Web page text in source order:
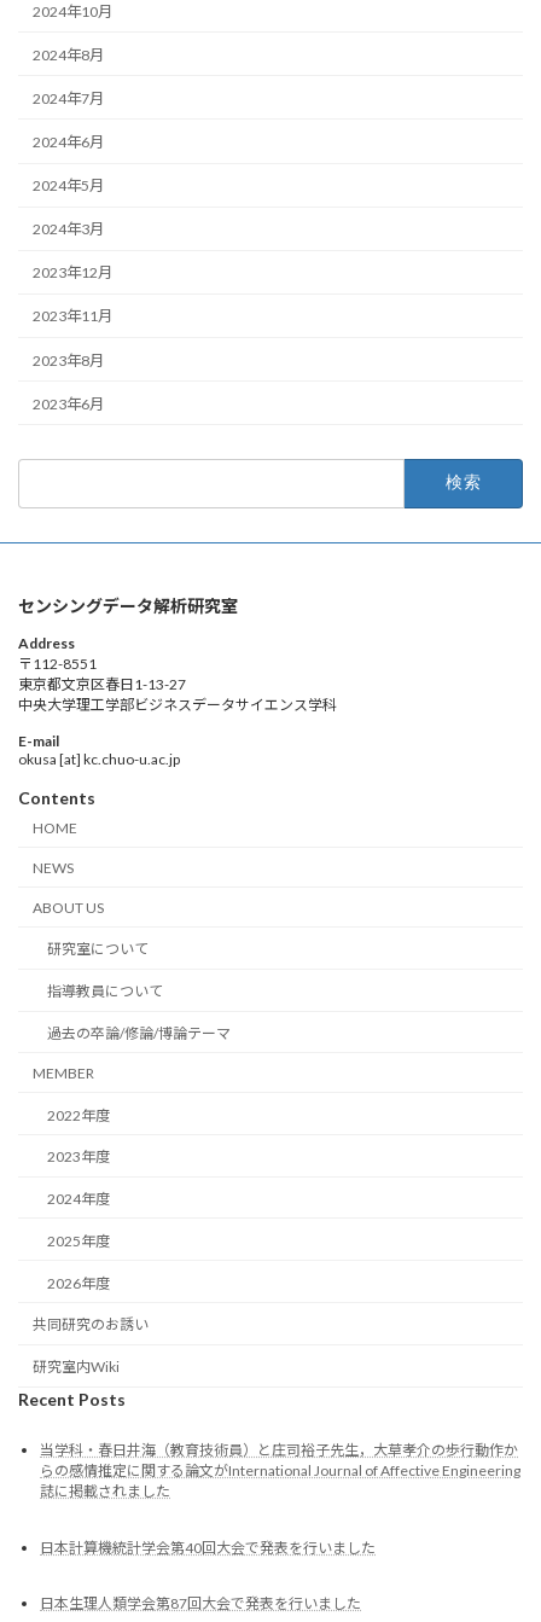
2024年10月
2024年8月
2024年7月
2024年6月
2024年5月
2024年3月
2023年12月
2023年11月
2023年8月
2023年6月
センシングデータ解析研究室
Address
〒112-8551
東京都文京区春日1-13-27
中央大学理工学部ビジネスデータサイエンス学科
E-mail
okusa [at] kc.chuo-u.ac.jp
Contents
HOME
NEWS
ABOUT US
研究室について
指導教員について
過去の卒論/修論/博論テーマ
MEMBER
2022年度
2023年度
2024年度
2025年度
2026年度
共同研究のお誘い
研究室内Wiki
Recent Posts
当学科・春日井海（教育技術員）と庄司裕子先生，大草孝介の歩行動作か
らの感情推定に関する論文がInternational Journal of Affective Engineering
誌に掲載されました
日本計算機統計学会第40回大会で発表を行いました
日本生理人類学会第87回大会で発表を行いました